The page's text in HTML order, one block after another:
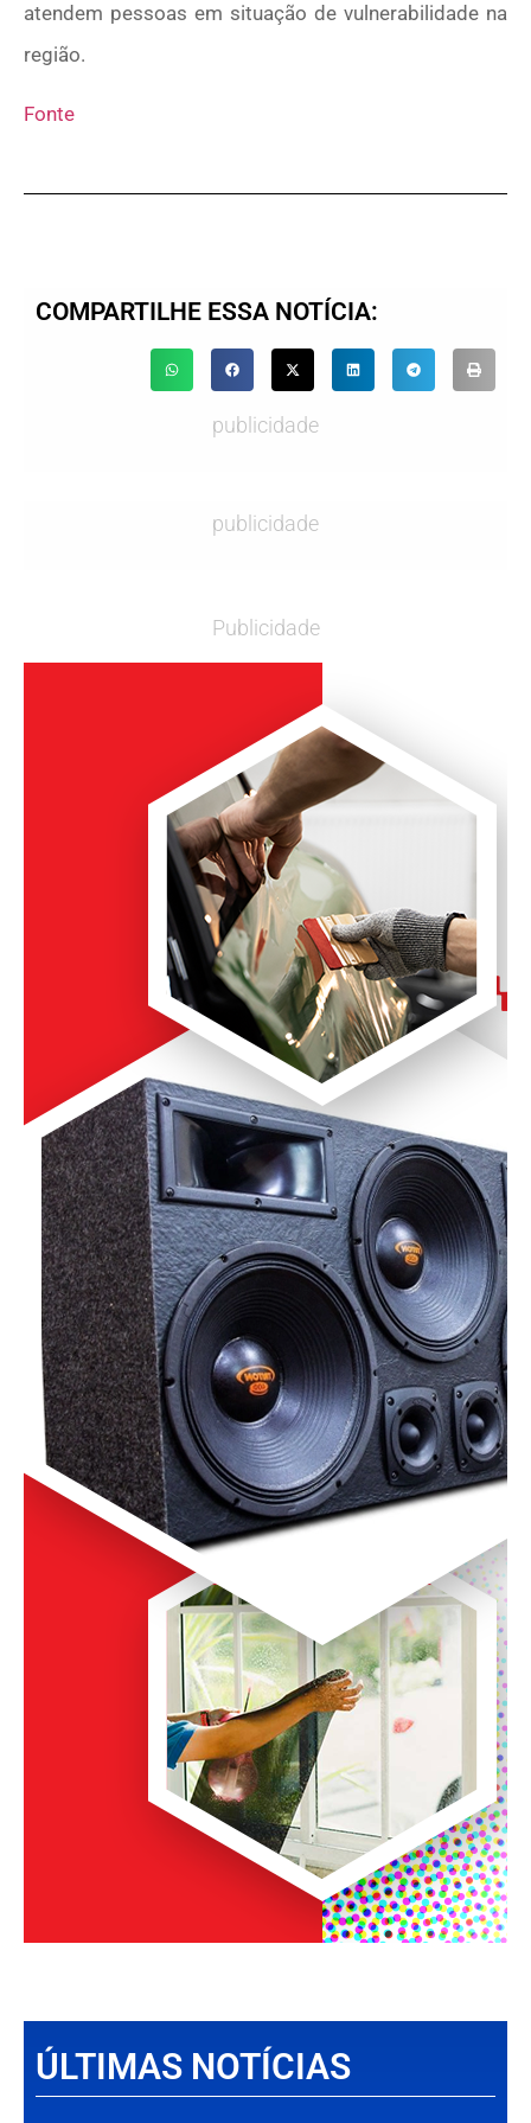
atendem pessoas em situação de vulnerabilidade na
região.
Fonte
COMPARTILHE ESSA NOTÍCIA:
publicidade
publicidade
Publicidade
ÚLTIMAS NOTÍCIAS